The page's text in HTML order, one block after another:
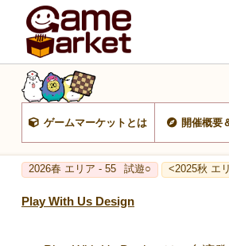
ゲームマーケットとは 開催概要
2026春 エリア - 55 試遊○ <2025秋 エ
Play With Us Design